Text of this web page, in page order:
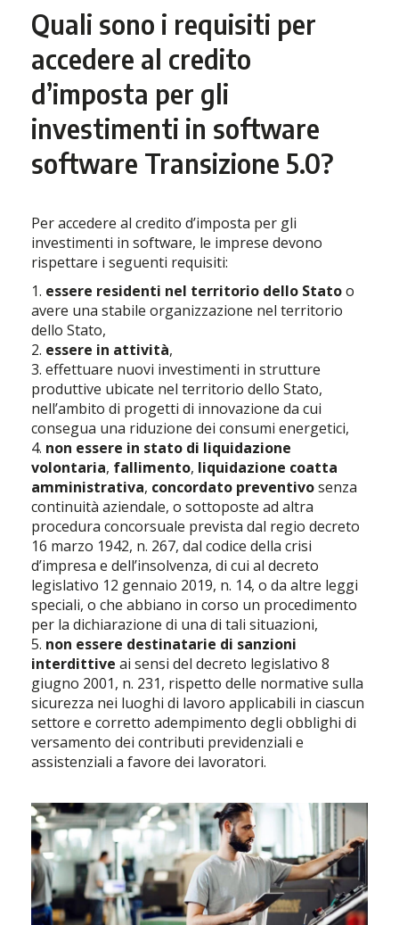
Quali sono i requisiti per
accedere al credito
d’imposta per gli
investimenti in software
software Transizione 5.0?
Per accedere al credito d’imposta per gli
investimenti in software, le imprese devono
rispettare i seguenti requisiti:
1. essere residenti nel territorio dello Statoo
avere una stabile organizzazione nel territorio
dello Stato,
2. essere in attività,
3. effettuare nuovi investimenti in strutture
produttive ubicate nel territorio dello Stato,
nell’ambito di progetti di innovazione da cui
consegua una riduzione dei consumi energetici,
4. non essere in stato di liquidazione
volontaria, fallimento, liquidazione coatta
amministrativa, concordato preventivosenza
continuità aziendale, o sottoposte ad altra
procedura concorsuale prevista dal regio decreto
16 marzo 1942, n. 267, dal codice della crisi
d’impresa e dell’insolvenza, di cui al decreto
legislativo 12 gennaio 2019, n. 14, o da altre leggi
speciali, o che abbiano in corso un procedimento
per la dichiarazione di una di tali situazioni,
5. non essere destinatarie di sanzioni
interdittive ai sensi del decreto legislativo 8
giugno 2001, n. 231, rispetto delle normative sulla
sicurezza nei luoghi di lavoro applicabili in ciascun
settore e corretto adempimento degli obblighi di
versamento dei contributi previdenziali e
assistenziali a favore dei lavoratori.